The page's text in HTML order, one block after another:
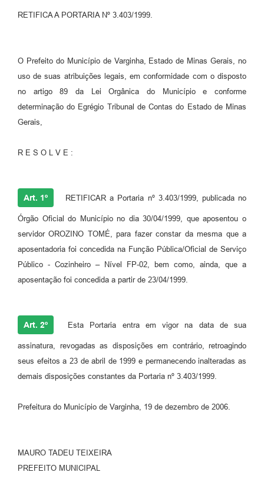
RETIFICA A PORTARIA Nº 3.403/1999.
O Prefeito do Município de Varginha, Estado de Minas Gerais, no
uso de suas atribuições legais, em conformidade com o disposto
no artigo 89 da Lei Orgânica do Município e conforme
determinação do Egrégio Tribunal de Contas do Estado de Minas
Gerais,
R E S O L V E :
Art. 1º RETIFICAR a Portaria nº 3.403/1999, publicada no
Órgão Oficial do Município no dia 30/04/1999, que aposentou o
servidor OROZINO TOMÉ, para fazer constar da mesma que a
aposentadoria foi concedida na Função Pública/Oficial de Serviço
Público - Cozinheiro – Nível FP-02, bem como, ainda, que a
aposentação foi concedida a partir de 23/04/1999.
Art. 2º Esta Portaria entra em vigor na data de sua
assinatura, revogadas as disposições em contrário, retroagindo
seus efeitos a 23 de abril de 1999 e permanecendo inalteradas as
demais disposições constantes da Portaria nº 3.403/1999.
Prefeitura do Município de Varginha, 19 de dezembro de 2006.
MAURO TADEU TEIXEIRA
PREFEITO MUNICIPAL